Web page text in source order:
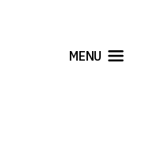
MENU